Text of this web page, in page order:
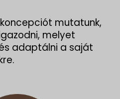
mutatunk,
melyet
adaptálni a saját